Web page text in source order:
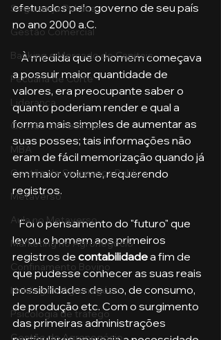
Segurança Publica
Gestão Comercial
Banking e Mercado de Capitais
Pecuária de Corte
Liderança
Gestão de Pessoas
MBA
Gestão de Segurança Publica
Metaverso
Aula no Metaverso
Marketing no Agronegócio
Confinamento Bovino
Holding no Agronegócio
Psicologia de tráfego
Gestão do Agronegócio
efetuados pelo governo de seu país
no ano 2000 a.C.
    À medida que o homem começava
a possuir maior quantidade de
valores, era preocupante saber o
quanto poderiam render e qual a
forma mais simples de aumentar as
suas posses; tais informações não
eram de fácil memorização quando já
em maior volume, requerendo
registros.
   Foi o pensamento do "futuro" que
levou o homem aos primeiros
registros de contabilidade a fim de
que pudesse conhecer as suas reais
possibilidades de uso, de consumo,
de produção etc. Com o surgimento
das primeiras administrações